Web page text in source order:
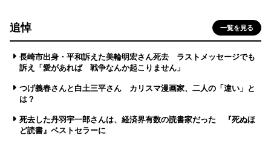
追悼 一覧を見る
長崎市出身・平和訴えた美輪明宏さん死去 ラストメッセージでも
訴え「愛があれば 戦争なんか起こりません」
つげ義春さんと白土三平さん カリスマ漫画家、二人の「違い」と
は？
死去した丹羽宇一郎さんは、経済界有数の読書家だった 『死ぬほ
ど読書』ベストセラーに